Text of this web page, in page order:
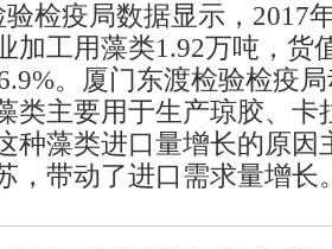
检疫局数据显示，2017
加工用藻类1.92万吨，货
。厦门东渡检验检疫
类主要用于生产琼胶、卡
种藻类进口量增长的原因
，带动了进口需求量增长